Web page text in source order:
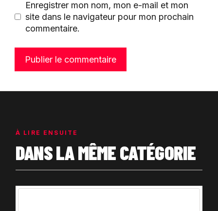
Enregistrer mon nom, mon e-mail et mon
site dans le navigateur pour mon prochain
commentaire.
À LIRE ENSUITE
DANS LA MÊME CATÉGORIE